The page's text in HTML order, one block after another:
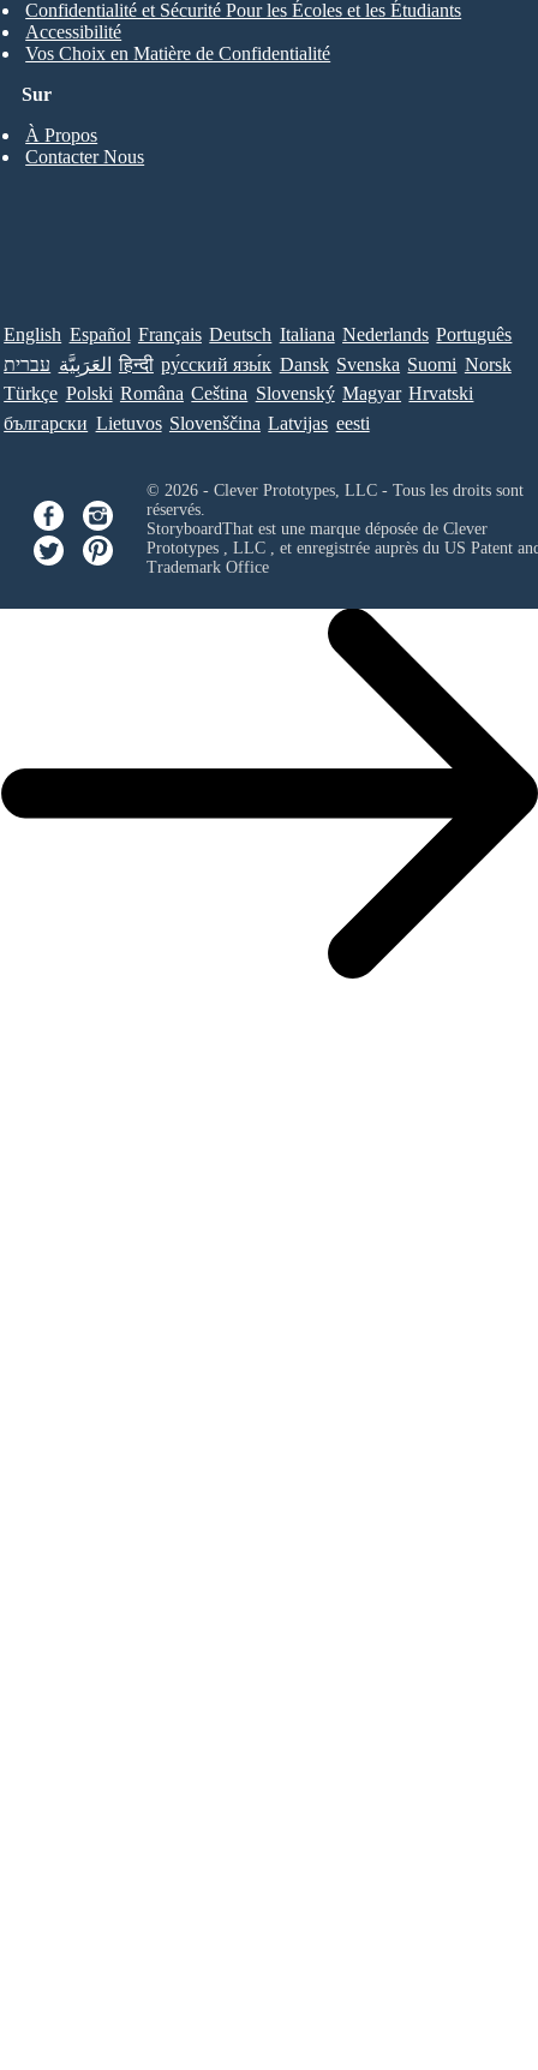
Sur
À Propos
Contacter Nous
Confidentialité et Sécurité Pour les Écoles et les Étudiants
Accessibilité
Vos Choix en Matière de Confidentialité
English Español Français Deutsch Italiana Nederlands Português
עברית العَرَبِيَّة हिन्दी ру́сский язы́к Dansk Svenska Suomi Norsk
Türkçe Polski Româna Ceština Slovenský Magyar Hrvatski
български Lietuvos Slovenščina Latvijas eesti
© 2026 - Clever Prototypes, LLC - Tous les droits sont
réservés.
StoryboardThat est une marque déposée de Clever
Prototypes , LLC, et enregistrée auprès du US Patent
Trademark Office